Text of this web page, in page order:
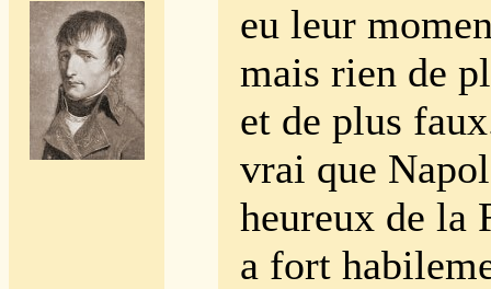
eu leur
mais rien de
et de plus
vrai que
heureux de la
a fort